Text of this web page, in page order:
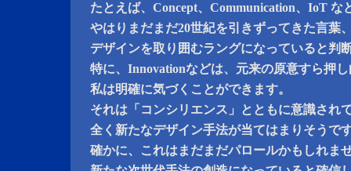
たとえば、Concept、Communication、IoT な
やはりまだまだ20世紀を引きずってきた言葉
デザインを取り囲むラングになっていると判
特に、Innovationなどは、元来の原意すら押
私は明確に気づくことができます。
それは「コンシリエンス」とともに意識され
全く新たなデザイン手法が当てはまりそうで
確かに、これはまだまだパロールかもしれま